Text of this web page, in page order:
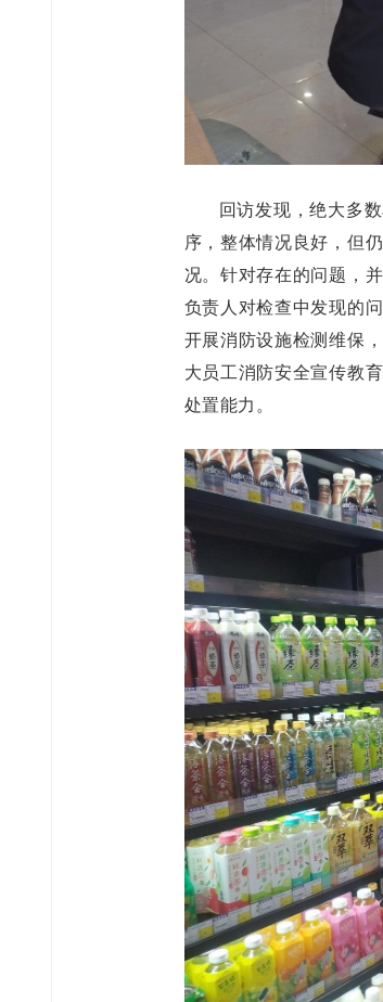
回访发现，绝大多
序，整体情况良好，但
况。针对存在的问题，
负责人对检查中发现的
开展消防设施检测维保
大员工消防安全宣传教
处置能力。